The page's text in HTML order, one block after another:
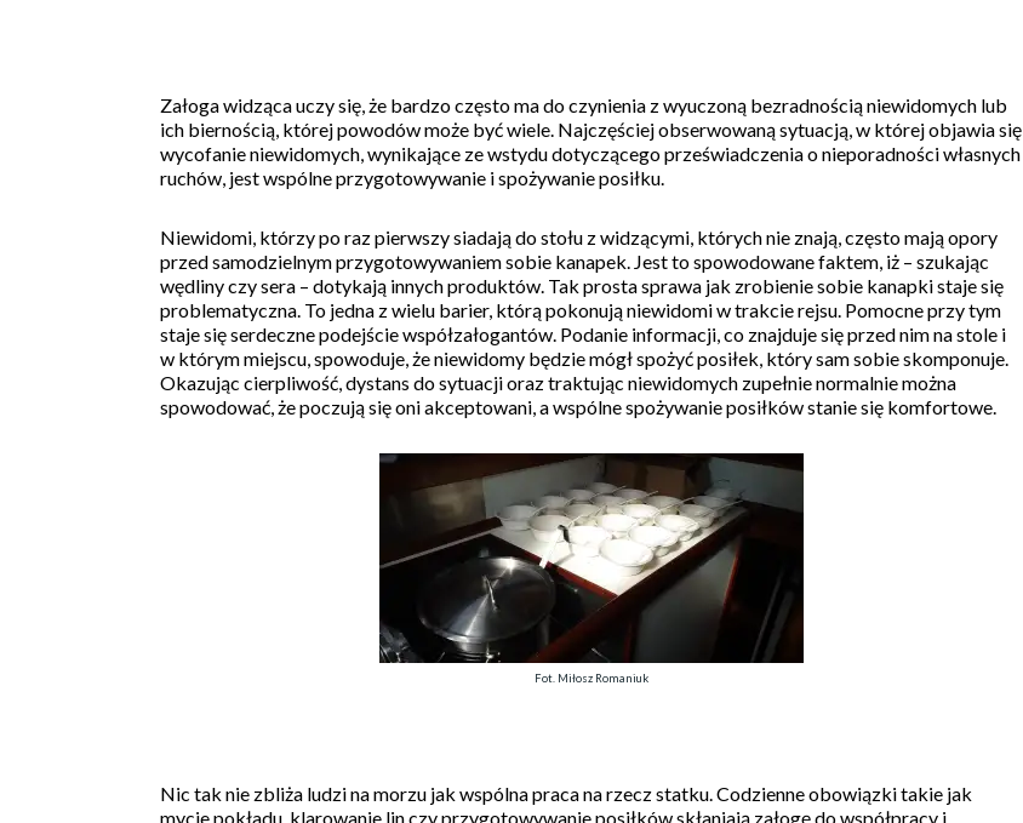
Załoga widząca uczy się, że bardzo często ma do czynienia z wyuczoną bezradnością niewidomych lub
ich biernością, której powodów może być wiele. Najczęściej obserwowaną sytuacją, w której objawia się
wycofanie niewidomych, wynikające ze wstydu dotyczącego przeświadczenia o nieporadności własnych
ruchów, jest wspólne przygotowywanie i spożywanie posiłku.
Niewidomi, którzy po raz pierwszy siadają do stołu z widzącymi, których nie znają, często mają opory
przed samodzielnym przygotowywaniem sobie kanapek. Jest to spowodowane faktem, iż – szukając
wędliny czy sera – dotykają innych produktów. Tak prosta sprawa jak zrobienie sobie kanapki staje się
problematyczna. To jedna z wielu barier, którą pokonują niewidomi w trakcie rejsu. Pomocne przy tym
staje się serdeczne podejście współzałogantów. Podanie informacji, co znajduje się przed nim na stole i
w którym miejscu, spowoduje, że niewidomy będzie mógł spożyć posiłek, który sam sobie skomponuje.
Okazując cierpliwość, dystans do sytuacji oraz traktując niewidomych zupełnie normalnie można
spowodować, że poczują się oni akceptowani, a wspólne spożywanie posiłków stanie się komfortowe.
Fot. Miłosz Romaniuk
Nic tak nie zbliża ludzi na morzu jak wspólna praca na rzecz statku. Codzienne obowiązki takie jak
mycie pokładu, klarowanie lin czy przygotowywanie posiłków skłaniają załogę do współpracy i